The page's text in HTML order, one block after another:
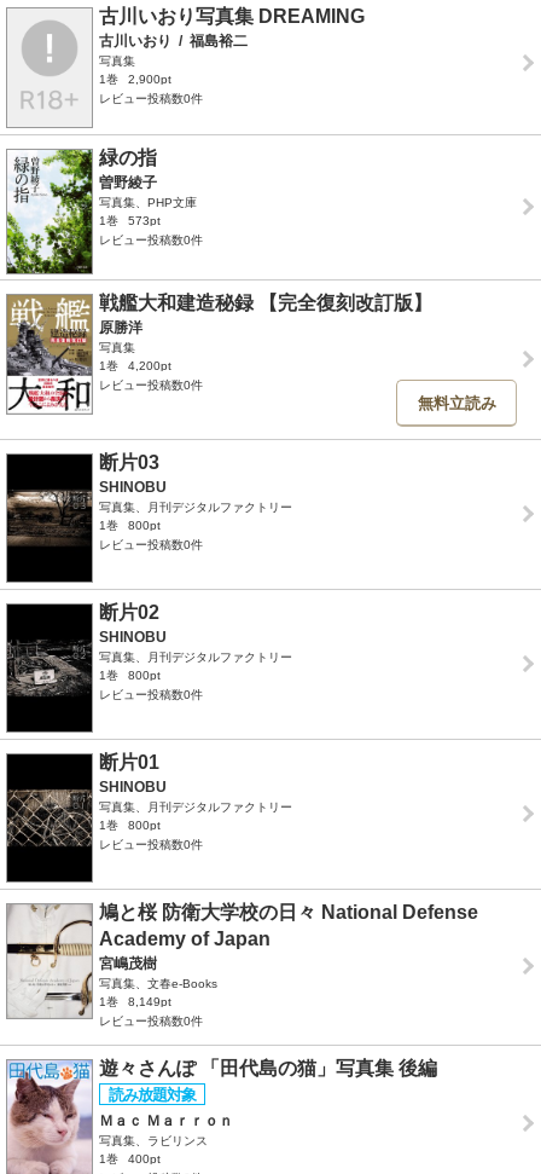
古川いおり写真集 DREAMING
古川いおり / 福島裕二
写真集
1巻
2,900pt
レビュー投稿数0件
緑の指
曽野綾子
写真集、PHP文庫
1巻
573pt
レビュー投稿数0件
戦艦大和建造秘録 【完全復刻改訂版】
原勝洋
写真集
1巻
4,200pt
レビュー投稿数0件
無料立読み
断片03
SHINOBU
写真集、月刊デジタルファクトリー
1巻
800pt
レビュー投稿数0件
断片02
SHINOBU
写真集、月刊デジタルファクトリー
1巻
800pt
レビュー投稿数0件
断片01
SHINOBU
写真集、月刊デジタルファクトリー
1巻
800pt
レビュー投稿数0件
鳩と桜 防衛大学校の日々 National Defense
Academy of Japan
宮嶋茂樹
写真集、文春e-Books
1巻
8,149pt
レビュー投稿数0件
遊々さんぽ 「田代島の猫」写真集 後編
Ｍａｃ Ｍａｒｒｏｎ
写真集、ラビリンス
1巻
400pt